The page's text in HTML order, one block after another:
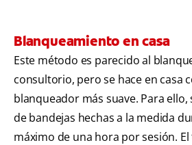
Blanqueamiento en casa
Este método es parecido al
consultorio, pero se hace en casa
blanqueador más suave. Para
de bandejas hechas a la medida
máximo de una hora por sesión.